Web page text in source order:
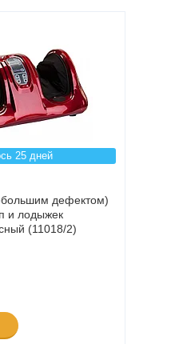
25 дней
дефектом)
и лодыжек
(11018/2)